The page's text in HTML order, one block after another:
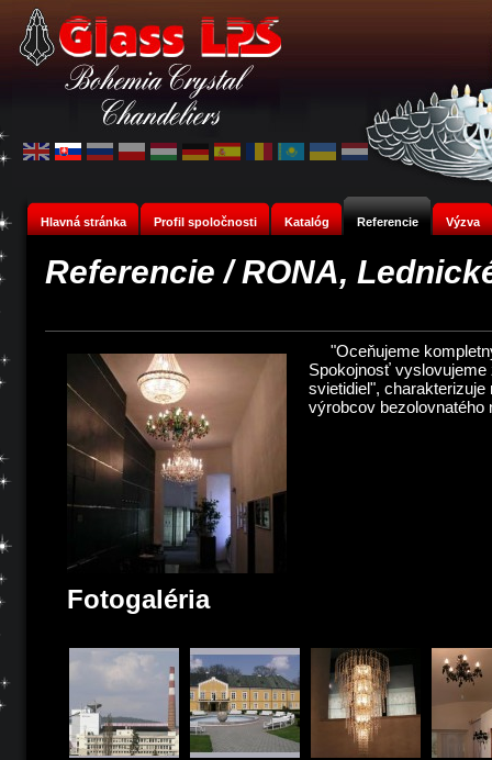
Hlavná stránka Profil spoločnosti Katalóg Referencie Výzva
Referencie / RONA,
"Oceňujeme
Spokojnosť
svietidiel",
výrobcov bezolovnatého
Fotogaléria